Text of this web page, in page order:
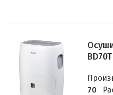
BD70T
70